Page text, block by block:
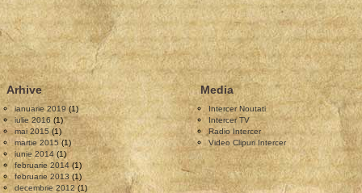
February
2004
Arhive
ianuarie 2019 (1)
iulie 2016 (1)
mai 2015(1)
martie 2015 (1)
iunie 2014(1)
februarie 2014 (1)
februarie 2013(1)
decembrie 2012 (1)
Media
Intercer Noutati
Intercer TV
Radio Intercer
Video Clipuri Intercer